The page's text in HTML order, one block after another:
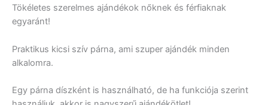
Tökéletes szerelmes ajándékok nőknek és férfiaknak
egyaránt!
Praktikus kicsi szív párna, ami szuper ajándék minden
alkalomra.
Egy párna díszként is használható, de ha funkciója szerint